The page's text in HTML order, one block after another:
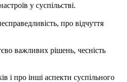
у суспільстві.
про відчуття
важливих рішень, чесність
і про інші аспекти суспільного